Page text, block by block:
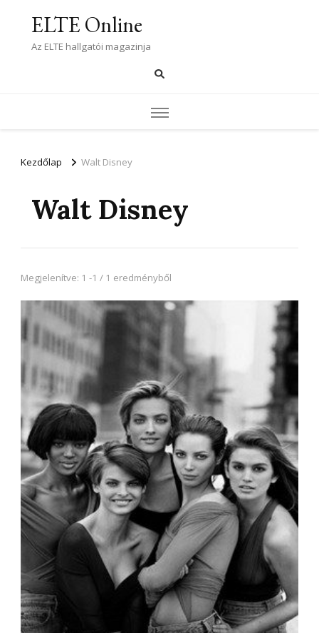
ELTE Online
Az ELTE hallgatói magazinja
Kezdőlap Walt Disney
Walt Disney
Megjelenítve: 1 -1 / 1 eredményből